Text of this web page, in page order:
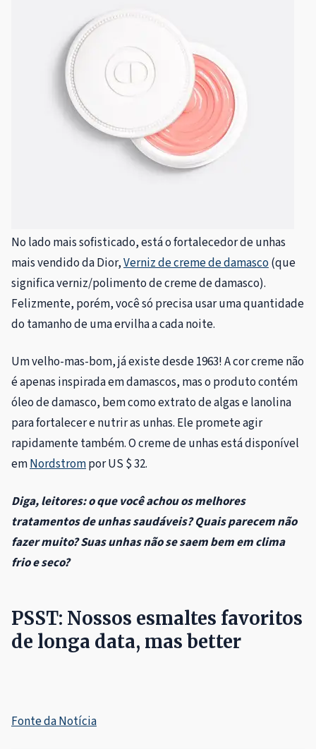
No lado mais sofisticado, está o fortalecedor de unhas
mais vendido da Dior,Verniz de creme de damasco(que
significa verniz/polimento de creme de damasco).
Felizmente, porém, você só precisa usar uma quantidade
do tamanho de uma ervilha a cada noite.
Um velho-mas-bom, já existe desde 1963! A cor creme não
é apenas inspirada em damascos, mas o produto contém
óleo de damasco, bem como extrato de algas e lanolina
para fortalecer e nutrir as unhas. Ele promete agir
rapidamente também. O creme de unhas está disponível
emNordstrompor US $ 32.
Diga, leitores: o que você achou os melhores
tratamentos de unhas saudáveis? Quais parecem não
fazer muito? Suas unhas não se saem bem em clima
frio e seco?
PSST: Nossos esmaltes favoritos
de longa data, mas better
Fonte da Notícia